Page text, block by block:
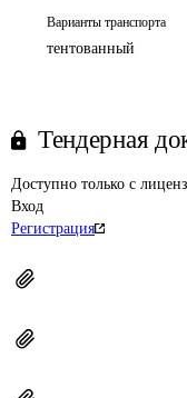
Варианты транспорта
тентованный
Тендерная
Доступно только с
Вход
Регистрация